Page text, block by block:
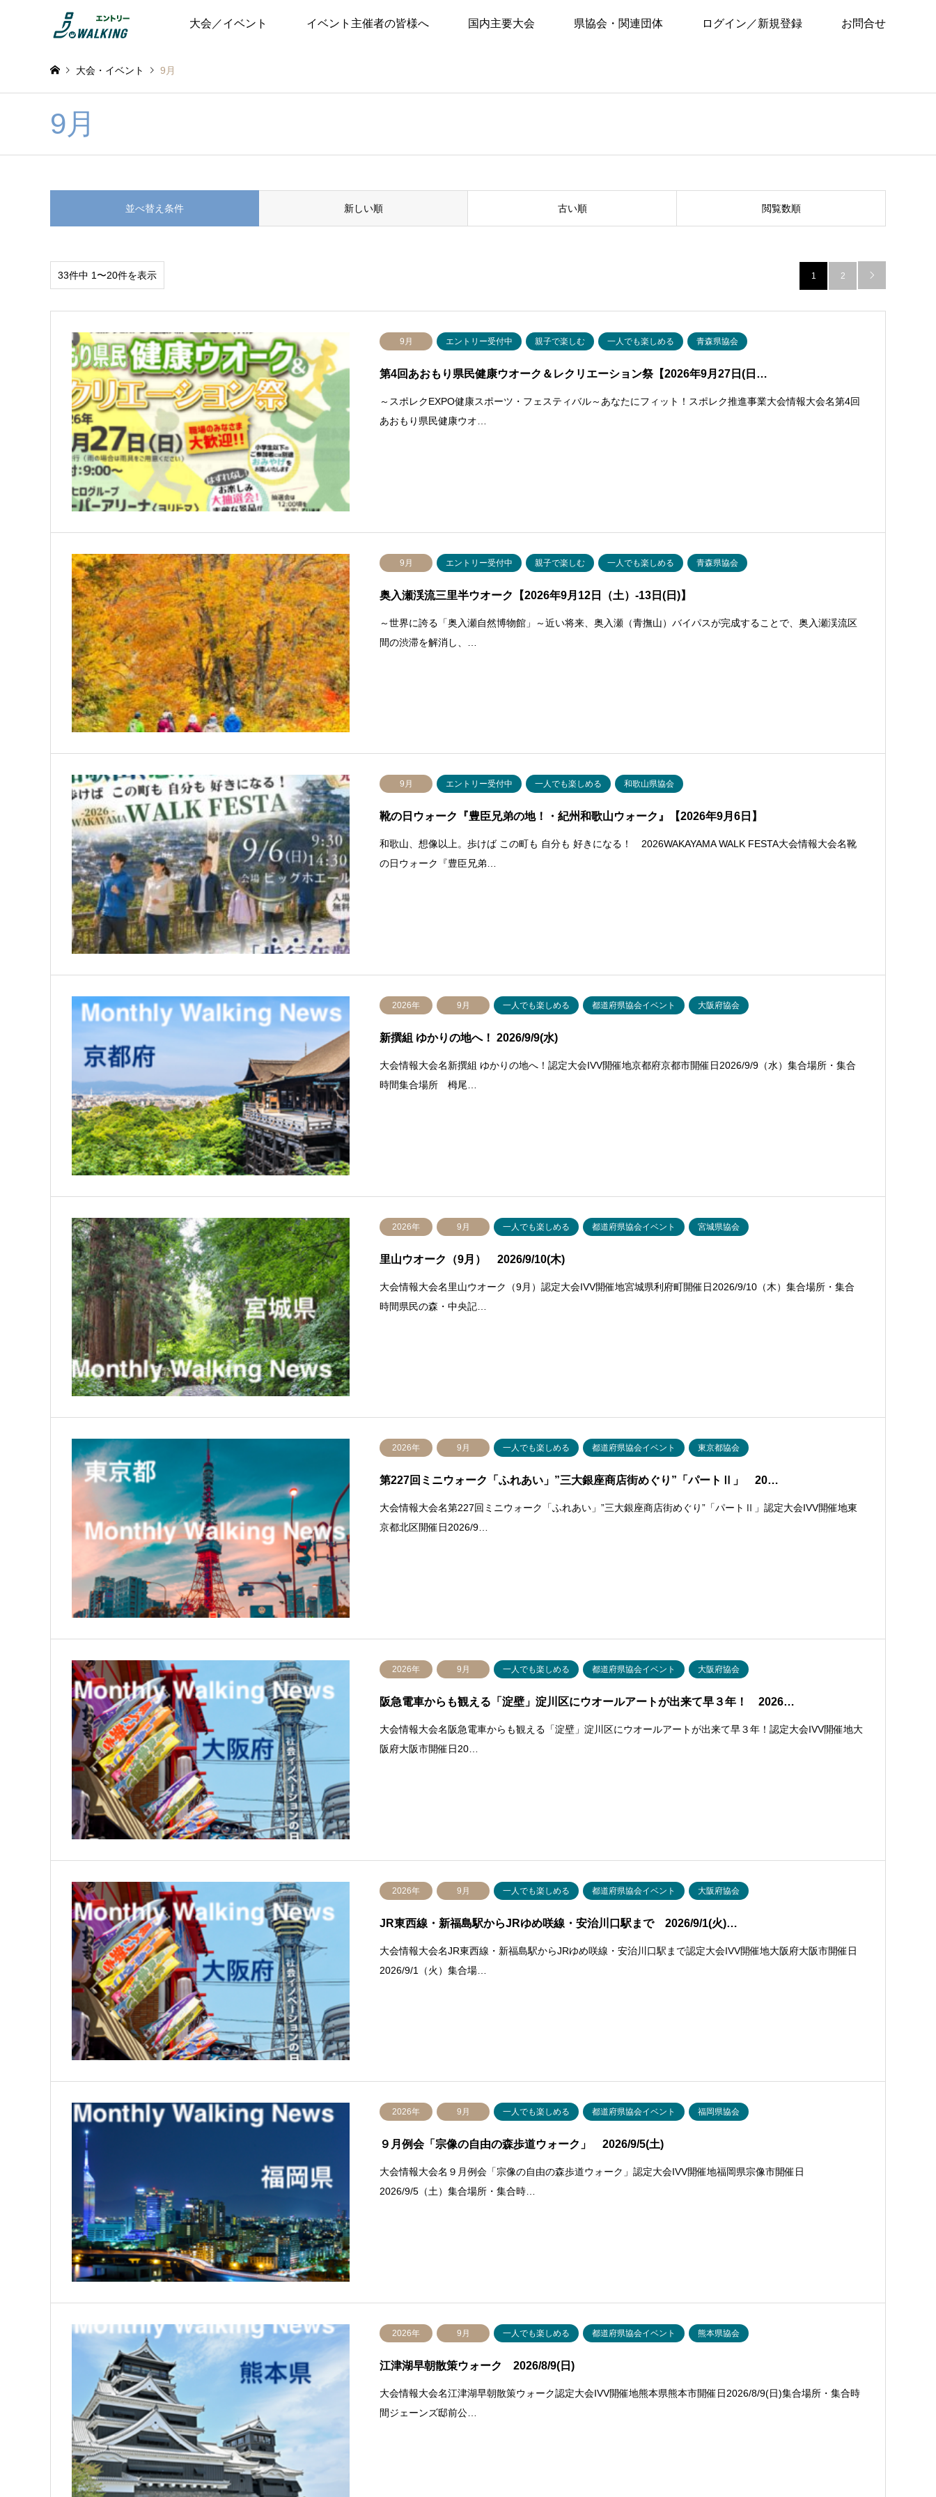
大会／イベント イベント主催者の皆様へ 国内主要大会 県協会・関連団体 ログイン／新規登録 お問合せ
大会・イベント 9月
9月
並べ替え条件 新しい順 古い順 閲覧数順
33件中 1〜20件を表示 1 2 
9月 エントリー受付中 親子で楽しむ 一人でも楽しめる 青森県協会
第4回あおもり県民健康ウオーク＆レクリエーション祭【2026年9月27日(日…
～スポレクEXPO健康スポーツ・フェスティバル～あなたにフィット！スポレク推進事業大会情報大会名第4回
あおもり県民健康ウオ…
9月 エントリー受付中 親子で楽しむ 一人でも楽しめる 青森県協会
奥入瀬渓流三里半ウオーク【2026年9月12日（土）-13日(日)】
～世界に誇る「奥入瀬自然博物館」～近い将来、奥入瀬（青撫山）バイパスが完成することで、奥入瀬渓流区
間の渋滞を解消し、…
9月 エントリー受付中 一人でも楽しめる 和歌山県協会
靴の日ウォーク『豊臣兄弟の地！・紀州和歌山ウォーク』【2026年9月6日】
和歌山、想像以上。歩けば この町も 自分も 好きになる！ 2026WAKAYAMA WALK FESTA大会情報大会名靴
の日ウォーク『豊臣兄弟…
2026年 9月 一人でも楽しめる 都道府県協会イベント 大阪府協会
新撰組 ゆかりの地へ！ 2026/9/9(水)
大会情報大会名新撰組 ゆかりの地へ！認定大会IVV開催地京都府京都市開催日2026/9/9（水）集合場所・集合
時間集合場所 栂尾…
2026年 9月 一人でも楽しめる 都道府県協会イベント 宮城県協会
里山ウオーク（9月） 2026/9/10(木)
大会情報大会名里山ウオーク（9月）認定大会IVV開催地宮城県利府町開催日2026/9/10（木）集合場所・集合
時間県民の森・中央記…
2026年 9月 一人でも楽しめる 都道府県協会イベント 東京都協会
第227回ミニウォーク「ふれあい」”三大銀座商店街めぐり”「パートⅡ」 20…
大会情報大会名第227回ミニウォーク「ふれあい」”三大銀座商店街めぐり”「パートⅡ」認定大会IVV開催地東
京都北区開催日2026/9…
2026年 9月 一人でも楽しめる 都道府県協会イベント 大阪府協会
阪急電車からも観える「淀壁」淀川区にウオールアートが出来て早３年！ 2026…
大会情報大会名阪急電車からも観える「淀壁」淀川区にウオールアートが出来て早３年！認定大会IVV開催地大
阪府大阪市開催日20…
2026年 9月 一人でも楽しめる 都道府県協会イベント 大阪府協会
JR東西線・新福島駅からJRゆめ咲線・安治川口駅まで 2026/9/1(火)…
大会情報大会名JR東西線・新福島駅からJRゆめ咲線・安治川口駅まで認定大会IVV開催地大阪府大阪市開催日
2026/9/1（火）集合場…
2026年 9月 一人でも楽しめる 都道府県協会イベント 福岡県協会
９月例会「宗像の自由の森歩道ウォーク」 2026/9/5(土)
大会情報大会名９月例会「宗像の自由の森歩道ウォーク」認定大会IVV開催地福岡県宗像市開催日
2026/9/5（土）集合場所・集合時…
2026年 9月 一人でも楽しめる 都道府県協会イベント 熊本県協会
江津湖早朝散策ウォーク 2026/8/9(日)
大会情報大会名江津湖早朝散策ウォーク認定大会IVV開催地熊本県熊本市開催日2026/8/9(日)集合場所・集合時
間ジェーンズ邸前公…